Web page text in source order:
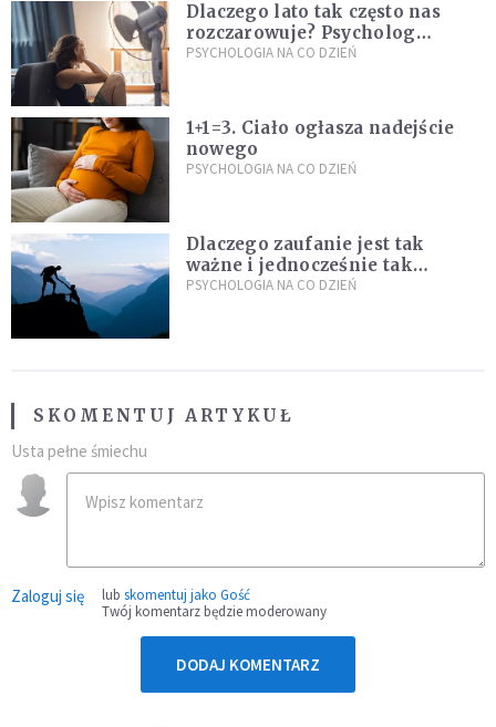
Dlaczego lato tak często nas
rozczarowuje? Psycholog
wyjaśnia, skąd bierze się presja
PSYCHOLOGIA NA CO DZIEŃ
1+1=3. Ciało ogłasza nadejście
nowego
PSYCHOLOGIA NA CO DZIEŃ
Dlaczego zaufanie jest tak
ważne i jednocześnie tak
trudne?
PSYCHOLOGIA NA CO DZIEŃ
SKOMENTUJ ARTYKUŁ
Usta pełne śmiechu
Zaloguj się lub skomentuj jako Gość
Twój komentarz będzie moderowany
DODAJ KOMENTARZ